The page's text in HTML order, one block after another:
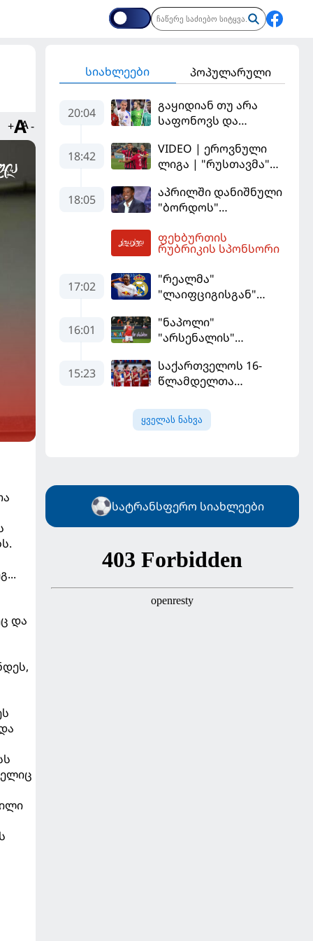
+ -
და
სიახლეები პოპულარული
20:04
გაყიდიან თუ არა
საფონოვს და
იქნება პსჟ-ს
ძირითადი მეკარე?
18:42
VIDEO | ეროვნული
ლიგა | "რუსთავმა"
დამსახურებულად
მოიგო, "ტორპედომ"
18:05
აპრილში დანიშნული
"ბორდოს"
გადააყენეს
ფეხბურთის
რუბრიკის სპონსორი
17:02
"რეალმა"
"ლაიფციგისგან"
მილიონად შეიძინა
16:01
"ნაპოლი"
"არსენალის"
შეძენას ცდილობს
15:23
საქართველოს 16-
წლამდელთა
ევრობასკეტი
ისრაელთან მარცხით
ყველას ნახვა
სატრანსფერო სიახლეები